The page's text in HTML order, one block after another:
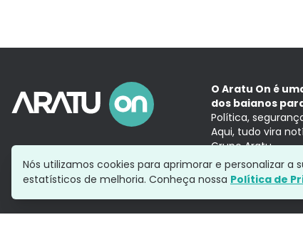
O Aratu On é
dos baianos
Política,
Aqui, tudo vira
Grupo Aratu
Nós utilizamos cookies para aprimorar e personalizar
estatísticos de melhoria. Conheça nossa Política de